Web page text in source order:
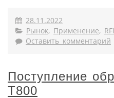
28.11.2022
Рынок, Применение,
Оставить комментарий
Поступление
T800